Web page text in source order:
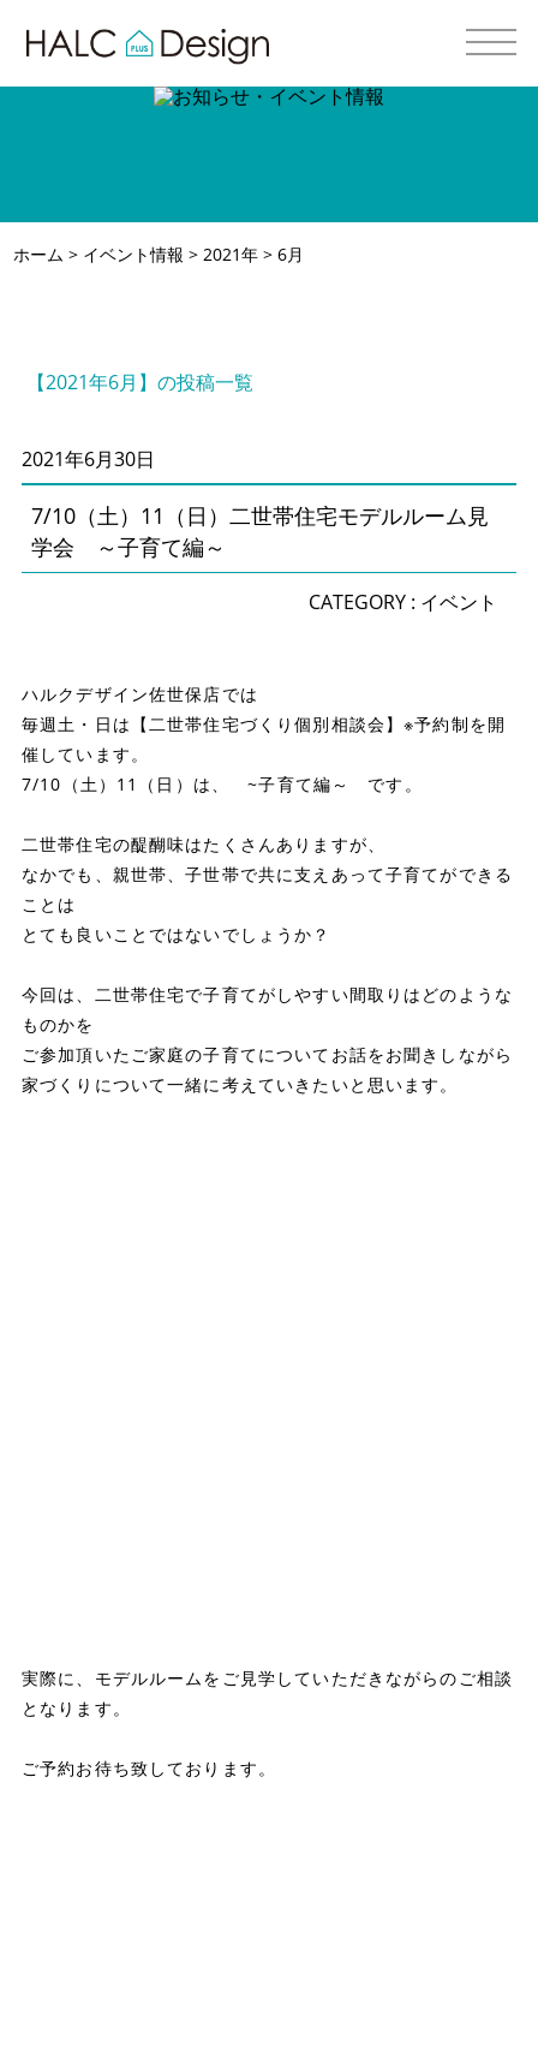
ホーム > イベント情報 > 2021年 > 6月
【2021年6月】の投稿一覧
2021年6月30日
7/10（土）11（日）二世帯住宅モデルルーム見
学会 ～子育て編～
CATEGORY : イベント
ハルクデザイン佐世保店では
毎週土・日は【二世帯住宅づくり個別相談会】※予約制を開
催しています。
7/10（土）11（日）は、 ~子育て編～ です。
二世帯住宅の醍醐味はたくさんありますが、
なかでも、親世帯、子世帯で共に支えあって子育てができる
ことは
とても良いことではないでしょうか？
今回は、二世帯住宅で子育てがしやすい間取りはどのような
ものかを
ご参加頂いたご家庭の子育てについてお話をお聞きしながら
家づくりについて一緒に考えていきたいと思います。
実際に、モデルルームをご見学していただきながらのご相談
となります。
ご予約お待ち致しております。